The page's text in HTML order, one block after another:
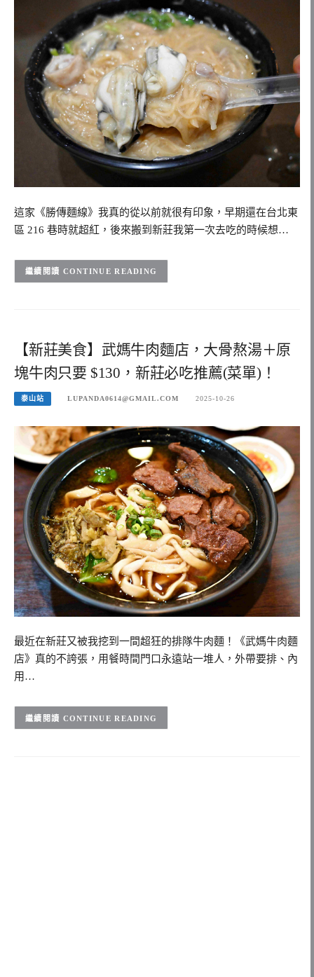
這家《勝傳麵線》我真的從以前就很有印象，早期還在台北東
區 216 巷時就超紅，後來搬到新莊我第一次去吃的時候想…
CONTINUE READING
【新莊美食】武媽牛肉麵店，大骨熬湯＋原
塊牛肉只要 $130，新莊必吃推薦(菜單)！
泰山站 LUPANDA0614@GMAIL.COM 2025-10-26
最近在新莊又被我挖到一間超狂的排隊牛肉麵！《武媽牛肉麵
店》真的不誇張，用餐時間門口永遠站一堆人，外帶要排、內
用…
CONTINUE READING